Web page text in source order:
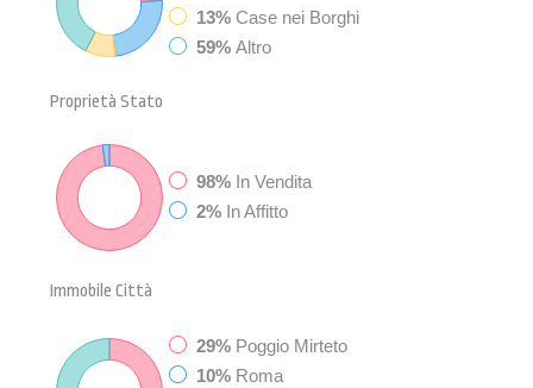
13% Case nei Borghi
59% Altro
Proprietà Stato
98% In Vendita
2% In Affitto
Immobile Città
29% Poggio Mirteto
10% Roma